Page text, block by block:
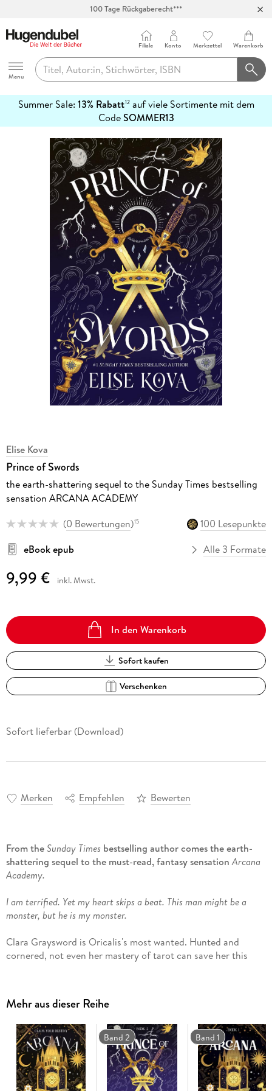
100 Tage Rückgaberecht***
Hugendubel
Menu
Filiale Konto Merkzettel Warenkorb
Summer Sale: 13% Rabatt12auf viele Sortimente mit dem
CodeSOMMER13
erfahren
Elise Kova
Prince of Swords
the earth-shattering sequel to the Sunday Times bestselling
sensation ARCANA ACADEMY
(0 Bewertungen)15
100 Lesepunkte
eBook epub
Alle 3 Formate
9,99 € inkl. Mwst.
In den Warenkorb
Sofort kaufen
Verschenken
Sofort lieferbar (Download)
Merken Empfehlen Bewerten
From theSunday Times bestselling author comes the earth-
shattering sequel to the must-read, fantasy sensationArcana
Academy.
I am terrified. Yet my heart skips a beat. This man might be a
monster, but he is my monster.
Clara Graysword is Oricalis's most wanted. Hunted and
cornered, not even her mastery of tarot can save her this
But the most dangerous alliance of all is one she's already
deeply ensnared within: Prince Kaelis.
Kaelis, second-born prince of Oricalis and headmaster of
Arcana Academy, is the one man she can't escape - maybe
Mehr aus dieser Reihe
Band 2 Band 1